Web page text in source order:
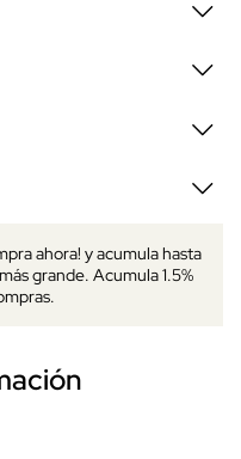
ahora! y acumula hasta
grande. Acumula 1.5%